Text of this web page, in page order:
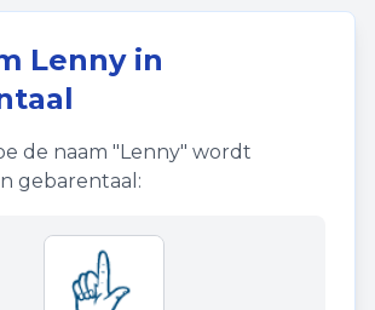
Lennyin
de naam "Lenny" wordt
gebarentaal: